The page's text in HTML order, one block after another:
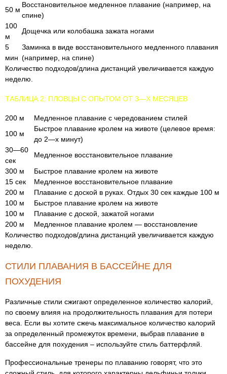
50 м
Восстановительное медленное плавание (например, на
спине)
100
м
Дощечка или колобашка зажата ногами
5
мин
Заминка в виде восстановительного медленного плавания
(например, на спине)
Количество подходов/длина дистанций увеличивается каждую
неделю.
ТАБЛИЦА 2: ПЛОВЦЫ С ОПЫТОМ ОТ 3—Х МЕСЯЦЕВ
200 м
Медленное плавание с чередованием стилей
100 м
Быстрое плавание кролем на животе (целевое время:
до 2—х минут)
30—60
сек
Медленное восстановительное плавание
300 м
Быстрое плавание кролем на животе
15 сек
Медленное восстановительное плавание
200 м
Плавание с доской в руках. Отдых 30 сек каждые 100 м
100 м
Быстрое плавание кролем на животе
100 м
Плавание с доской, зажатой ногами
200 м
Медленное плавание кролем — восстановление
Количество подходов/длина дистанций увеличивается каждую
неделю.
СТИЛИ ПЛАВАНИЯ В БАССЕЙНЕ ДЛЯ
ПОХУДЕНИЯ
Различные стили сжигают определенное количество калорий,
по своему влияя на продолжительность плавания для потери
веса. Если вы хотите сжечь максимальное количество калорий
за определенный промежуток времени, выбрав плавание в
бассейне для похудения – используйте стиль баттерфляй.
Профессиональные тренеры по плаванию говорят, что это